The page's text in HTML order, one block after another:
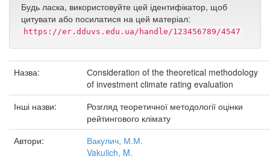
Будь ласка, використовуйте цей ідентифікатор, щоб
цитувати або посилатися на цей матеріал:
https://er.dduvs.edu.ua/handle/123456789/4547
Назва:
Сonsideration of the theoretical methodology
of investment climate rating evaluation
Інші назви:
Розгляд теоретичної методології оцінки
рейтингового клімату
Автори:
Вакулич, М.М.
Vakulich, M.